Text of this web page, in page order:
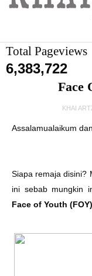
Total Pageviews
6,383,722
Face
KHAI
Assalamualaikum
Siapa remaja disini?
ini sebab mungkin
Face of Youth (FOY)